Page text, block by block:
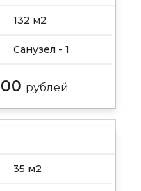
132 м2
Санузел - 1
рублей
35 м2